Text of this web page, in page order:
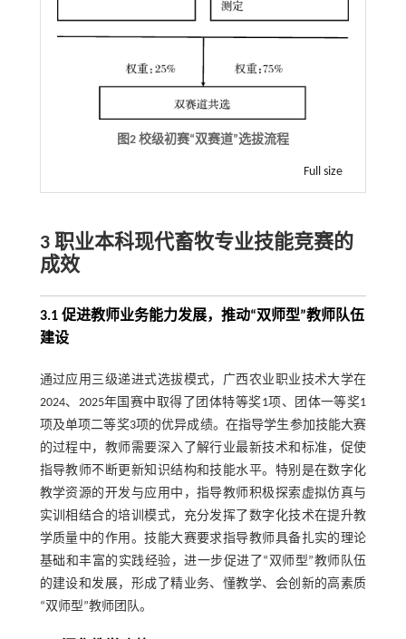
图2 校级初赛“双赛道”选拔流程
Full size
3 职业本科现代畜牧专业技能竞赛的
成效
3.1 促进教师业务能力发展，推动“双师型”教师队伍
建设
通过应用三级递进式选拔模式，广西农业职业技术大学在
2024、2025年国赛中取得了团体特等奖1项、团体一等奖1
项及单项二等奖3项的优异成绩。在指导学生参加技能大赛
的过程中，教师需要深入了解行业最新技术和标准，促使
指导教师不断更新知识结构和技能水平。特别是在数字化
教学资源的开发与应用中，指导教师积极探索虚拟仿真与
实训相结合的培训模式，充分发挥了数字化技术在提升教
学质量中的作用。技能大赛要求指导教师具备扎实的理论
基础和丰富的实践经验，进一步促进了“双师型”教师队伍
的建设和发展，形成了精业务、懂教学、会创新的高素质
“双师型”教师团队。